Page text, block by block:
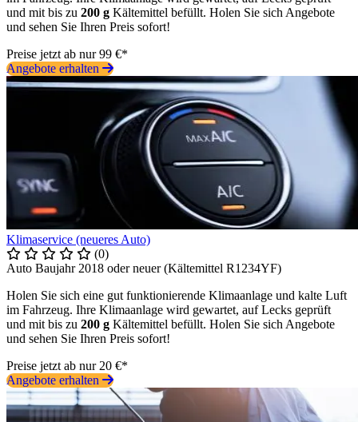
und mit bis zu 200 g Kältemittel befüllt. Holen Sie sich Angebote
und sehen Sie Ihren Preis sofort!
Preise jetzt ab nur 99 €*
Angebote erhalten
Klimaservice (neueres Auto)
(0)
Auto Baujahr 2018 oder neuer (Kältemittel R1234YF)
Holen Sie sich eine gut funktionierende Klimaanlage und kalte Luft
im Fahrzeug. Ihre Klimaanlage wird gewartet, auf Lecks geprüft
und mit bis zu 200 g Kältemittel befüllt. Holen Sie sich Angebote
und sehen Sie Ihren Preis sofort!
Preise jetzt ab nur 20 €*
Angebote erhalten